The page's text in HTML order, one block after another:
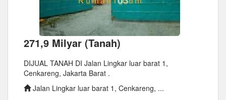
271,9 Milyar (Tanah)
DIJUAL TANAH DI Jalan Lingkar luar barat 1,
Cenkareng, Jakarta Barat .
Jalan Lingkar luar barat 1, Cenkareng, ...